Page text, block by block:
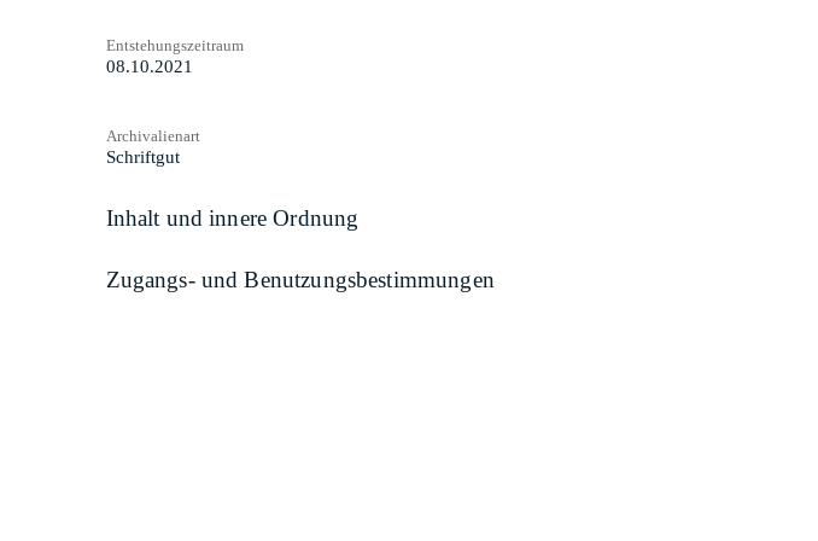
Entstehungszeitraum
08.10.2021
Archivalienart
Schriftgut
Inhalt und innere Ordnung
Zugangs- und Benutzungsbestimmungen